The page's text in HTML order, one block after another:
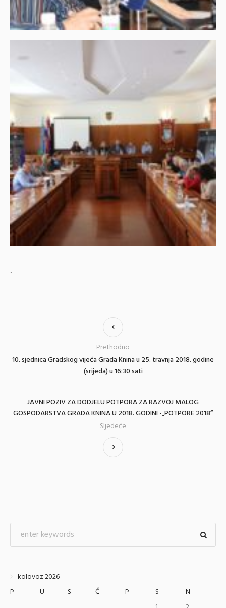
.
10. sjednica Gradskog vijeća Grada Knina u 25. travnja 2018. godine
(srijeda) u 16:30 sati
Prethodno
JAVNI POZIV ZA DODJELU POTPORA ZA RAZVOJ MALOG
GOSPODARSTVA GRADA KNINA U 2018. GODINI -„POTPORE 2018“
Sljedeće
kolovoz 2026
P
U S Č P S
N